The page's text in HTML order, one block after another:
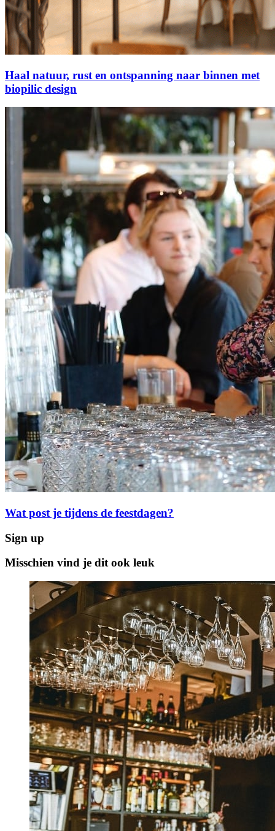
Haal natuur, rust en ontspanning naar binnen met
biopilic design
Wat post je tijdens de feestdagen?
Sign up
Misschien vind je dit ook leuk